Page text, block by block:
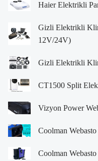
Haier Elektrikli
Gizli Elektrikli
12V/24V)
Gizli Elektrikli
CT1500 Split
Vizyon Power
Coolman
Coolman